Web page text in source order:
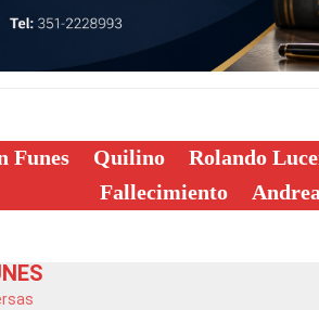
Funes Quilino Rolando
Fallecimiento